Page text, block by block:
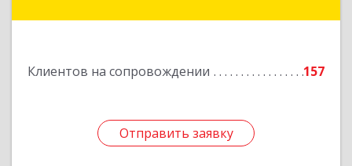
Клиентов на сопровождении 157
Отправить заявку
Подробнее
Отправить заявку